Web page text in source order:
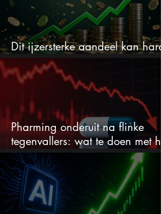
Dit ijzersterke aandeel kan hard
stijgen maar bijna niemand kijkt
Pharming onderuit na flinke
tegenvallers: wat te doen met
aandeel?